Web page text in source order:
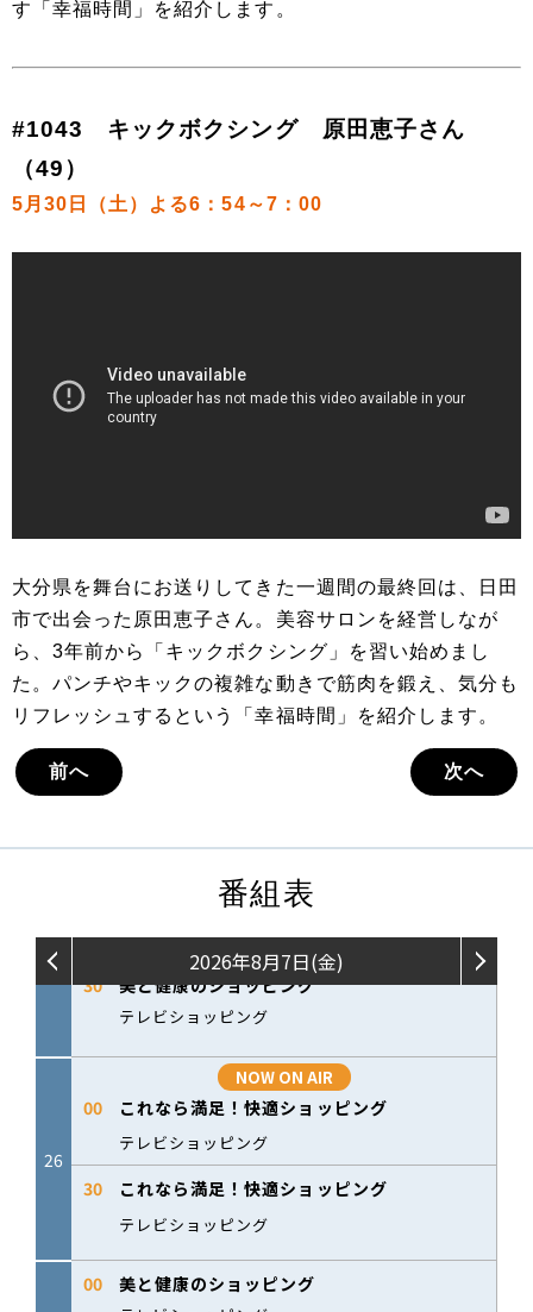
す「幸福時間」を紹介します。
#1043 キックボクシング 原田恵子さん
（49）
5月30日（土）よる6：54～7：00
大分県を舞台にお送りしてきた一週間の最終回は、日田
市で出会った原田恵子さん。美容サロンを経営しなが
ら、3年前から「キックボクシング」を習い始めまし
た。パンチやキックの複雑な動きで筋肉を鍛え、気分も
リフレッシュするという「幸福時間」を紹介します。
前へ 次へ
番組表